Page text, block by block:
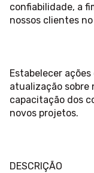
confiabilidade, a
nossos clientes
Estabelecer
atualização sobre
capacitação dos
novos projetos.
DESCRIÇÃO